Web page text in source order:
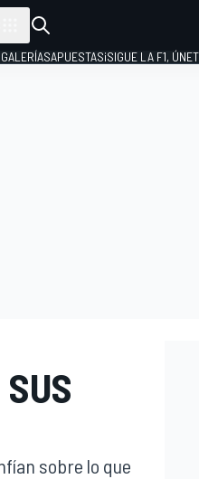
APUESTAS¡SIGUE LA F1,
sobre lo que